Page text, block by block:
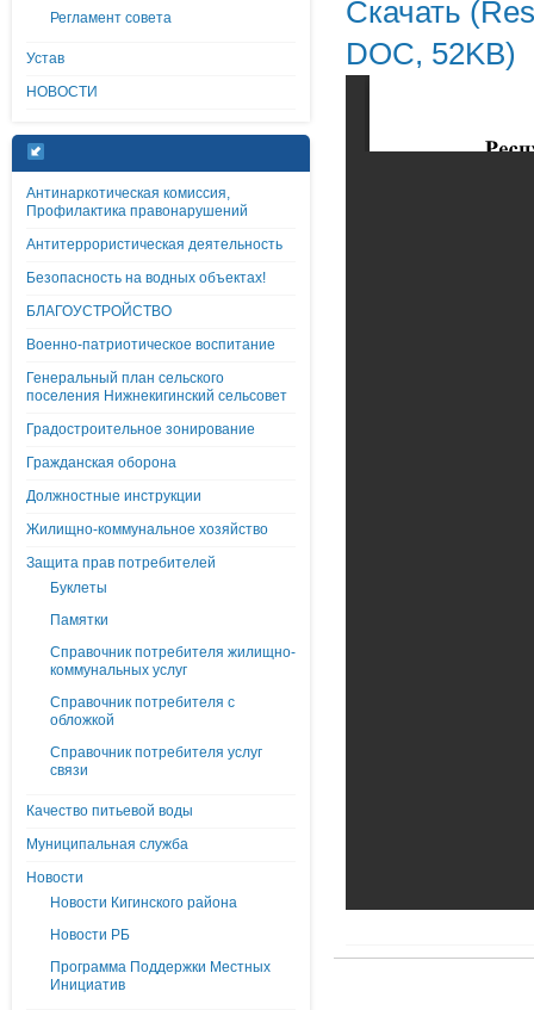
Регламент совета
Устав
НОВОСТИ
Антинаркотическая комиссия,
Профилактика правонарушений
Антитеррористическая деятельность
Безопасность на водных объектах!
БЛАГОУСТРОЙСТВО
Военно-патриотическое воспитание
Генеральный план сельского
поселения Нижнекигинский сельсовет
Градостроительное зонирование
Гражданская оборона
Должностные инструкции
Жилищно-коммунальное хозяйство
Защита прав потребителей
Буклеты
Памятки
Справочник потребителя жилищно-
коммунальных услуг
Справочник потребителя с
обложкой
Справочник потребителя услуг
связи
Качество питьевой воды
Муниципальная служба
Новости
Новости Кигинского района
Новости РБ
Программа Поддержки Местных
Инициатив
Скачать
DOC, 52KB)